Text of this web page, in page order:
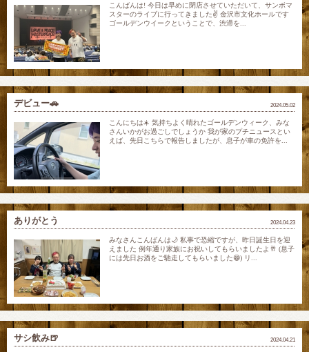
こんばんは! 今日は早めに閉店させていただいて、サンボマ
スターのライブに行ってきました✌️ 金沢市文化ホールです
ゴールデンウイークということで、渋滞を...
2024.05.02
デビュー🚗
こんにちは☀️ 気持ちよく晴れたゴールデンウィーク、みな
さんいかがお過ごしでしょうか 我が家のプチニュースとい
えば、先日こちらで報告しましたが、息子が車の免許を...
2024.04.23
ありがとう
みなさんこんばんは🌙 私事で恐縮ですが、昨日誕生日を迎
えました 例年通り家族にお祝いしてもらいましたよ🥂 (息子
には先日お酒をご馳走してもらいました😁) リ...
2024.04.21
サシ飲み🍺